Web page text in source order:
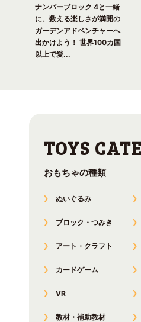
ナンバーブロック 4と一緒
に、数える楽しさが満開の
ガーデンアドベンチャーへ
出かけよう！ 世界100カ国
以上で愛...
おもちゃの種類
ぬいぐるみ
ブロック・つみき
アート・クラフト
カードゲーム
VR
教材・補助教材